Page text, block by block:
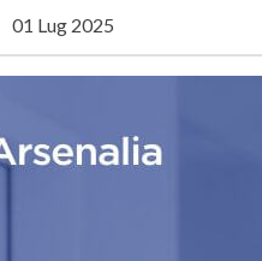
01 Lug 2025